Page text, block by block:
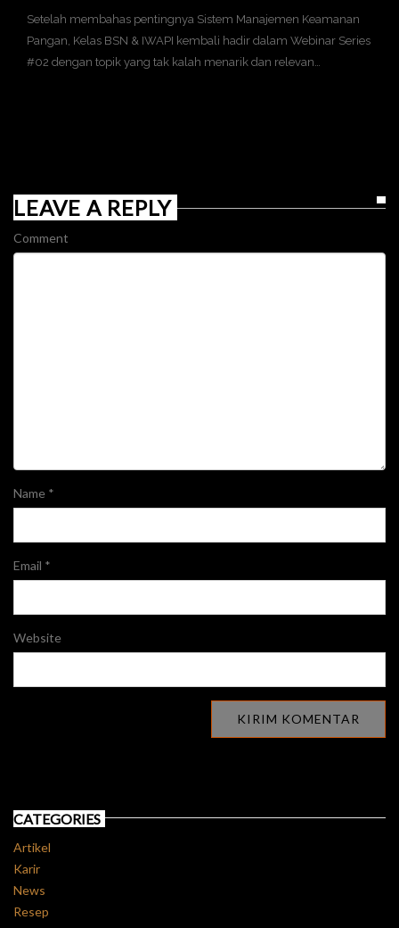
Setelah membahas pentingnya Sistem Manajemen Keamanan
Pangan, Kelas BSN & IWAPI kembali hadir dalam Webinar Series
#02 dengan topik yang tak kalah menarik dan relevan…
LEAVE A REPLY
Comment
Name *
Email *
Website
CATEGORIES
Artikel
Karir
News
Resep